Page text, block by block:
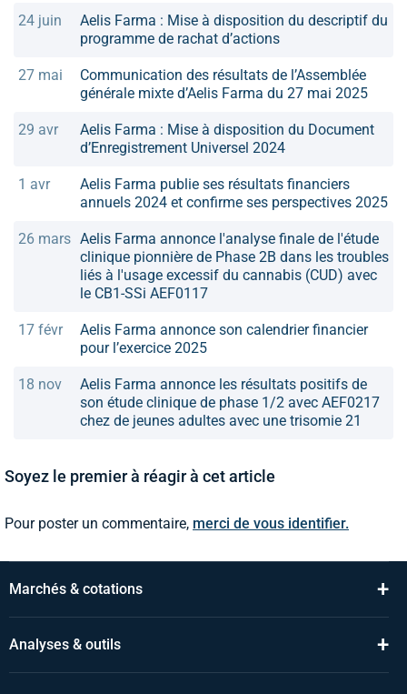
24 juin
Aelis Farma : Mise à disposition du descriptif du
programme de rachat d’actions
27 mai
Communication des résultats de l’Assemblée
générale mixte d’Aelis Farma du 27 mai 2025
29 avr
Aelis Farma : Mise à disposition du Document
d’Enregistrement Universel 2024
1 avr
Aelis Farma publie ses résultats financiers
annuels 2024 et confirme ses perspectives 2025
26 mars Aelis Farma annonce l'analyse finale de l'étude
clinique pionnière de Phase 2B dans les troubles
liés à l'usage excessif du cannabis (CUD) avec
le CB1-SSi AEF0117
17 févr
Aelis Farma annonce son calendrier financier
pour l’exercice 2025
18 nov
Aelis Farma annonce les résultats positifs de
son étude clinique de phase 1/2 avec AEF0217
chez de jeunes adultes avec une trisomie 21
Soyez le premier à réagir à cet article
Pour poster un commentaire, merci de vous identifier.
Marchés & cotations +
Analyses & outils +